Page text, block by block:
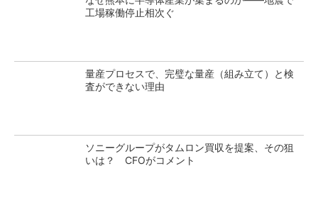
工場稼働停止相次ぐ
量産プロセスで、完璧な量産（組み立て）と検
査ができない理由
ソニーグループがタムロン買収を提案、その狙
いは？ CFOがコメント